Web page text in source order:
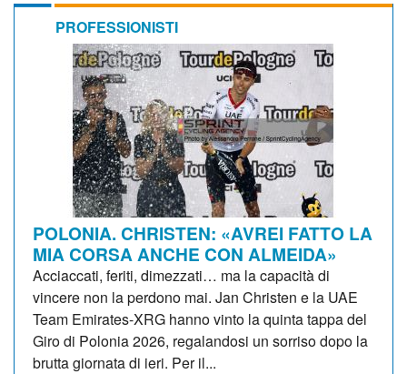
PROFESSIONISTI
POLONIA. CHRISTEN: «AVREI FATTO LA
MIA CORSA ANCHE CON ALMEIDA»
Acciaccati, feriti, dimezzati… ma la capacità di
vincere non la perdono mai. Jan Christen e la UAE
Team Emirates-XRG hanno vinto la quinta tappa del
Giro di Polonia 2026, regalandosi un sorriso dopo la
brutta giornata di ieri. Per il...